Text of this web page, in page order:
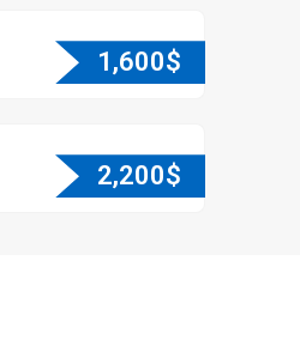
1,600$
2,200$